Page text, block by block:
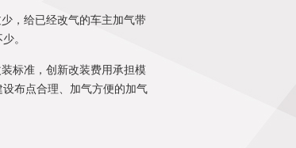
，给已经改气的车主加气带
。
装标准，创新改装费用承担模
设布点合理、加气方便的加气